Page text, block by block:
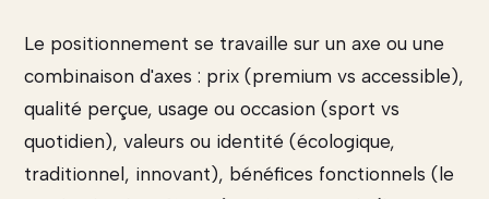
Le positionnement se travaille sur un axe ou une
combinaison d'axes : prix (premium vs accessible),
qualité perçue, usage ou occasion (sport vs
quotidien), valeurs ou identité (écologique,
traditionnel, innovant), bénéfices fonctionnels (le